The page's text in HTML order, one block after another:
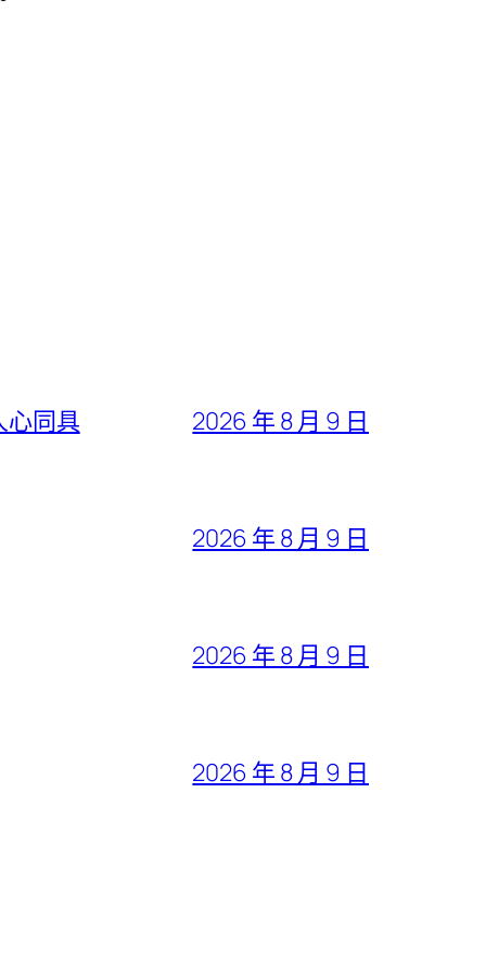
心同具 2026 年 8 月 9 日
2026 年 8 月 9 日
2026 年 8 月 9 日
2026 年 8 月 9 日